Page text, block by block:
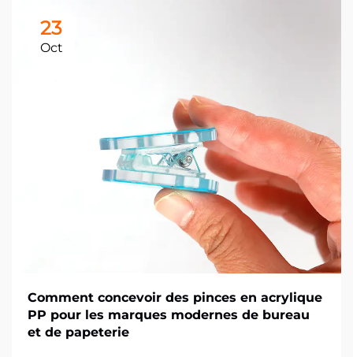
23
Oct
Comment concevoir des pinces en acrylique
PP pour les marques modernes de bureau
et de papeterie